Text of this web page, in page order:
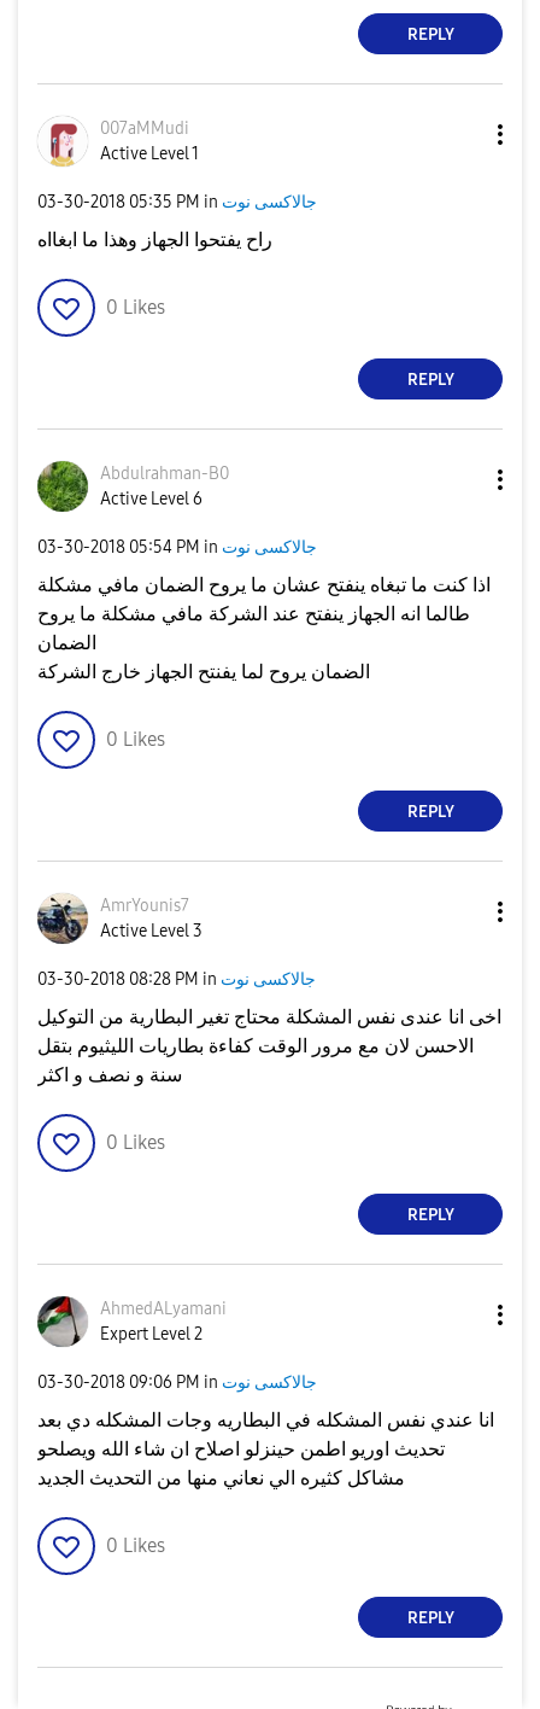
REPLY
007aMMudi
Active Level 1
‎03-30-2018 05:35 PM in جالاكسى نوت
راح يفتحوا الجهاز وهذا ما ابغااه
0 Likes
REPLY
Abdulrahman-B0
Active Level 6
‎03-30-2018 05:54 PM in جالاكسى نوت
اذا كنت ما تبغاه ينفتح عشان ما يروح الضمان مافي مشكلة
طالما انه الجهاز ينفتح عند الشركة مافي مشكلة ما يروح
الضمان
الضمان يروح لما يفنتح الجهاز خارج الشركة
0 Likes
REPLY
AmrYounis7
Active Level 3
‎03-30-2018 08:28 PM in جالاكسى نوت
اخى انا عندى نفس المشكلة محتاج تغير البطارية من التوكيل
الاحسن لان مع مرور الوقت كفاءة بطاريات الليثيوم بتقل
سنة و نصف و اكثر
0 Likes
REPLY
AhmedALyamani
Expert Level 2
‎03-30-2018 09:06 PM in جالاكسى نوت
انا عندي نفس المشكله في البطاريه وجات المشكله دي بعد
تحديث اوريو اطمن حينزلو اصلاح ان شاء الله ويصلحو
مشاكل كثيره الي نعاني منها من التحديث الجديد
0 Likes
REPLY